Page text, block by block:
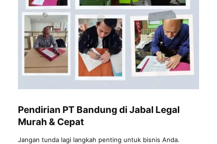
Pendirian PT Bandung di Jabal Legal
Murah & Cepat
Jangan tunda lagi langkah penting untuk bisnis Anda.